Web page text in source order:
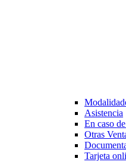
Asistencia
En caso
Otras
Tarjeta